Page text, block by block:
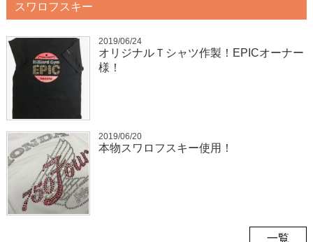
スワロフスキー
2019/06/24
オリジナルＴシャツ作製！EPICオーナー
様！
2019/06/20
本物スワロフスキー使用！
一覧